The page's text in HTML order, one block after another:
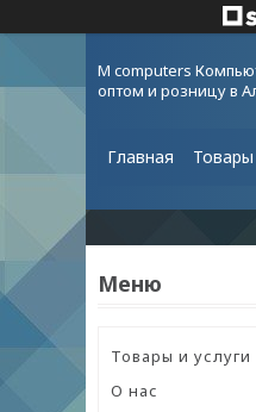
M computers
оптом и розницу в
Главная Товары
Товары и услуги
О нас